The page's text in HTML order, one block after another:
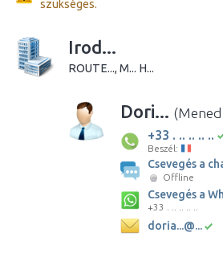
szükséges.
Irod...
ROUTE..., M... H...
Dori...
+33 . .. .. .. ..
Beszél:
Csevegés a
Offline
Csevegés a
+33 . .. .. .. ..
doria...@...